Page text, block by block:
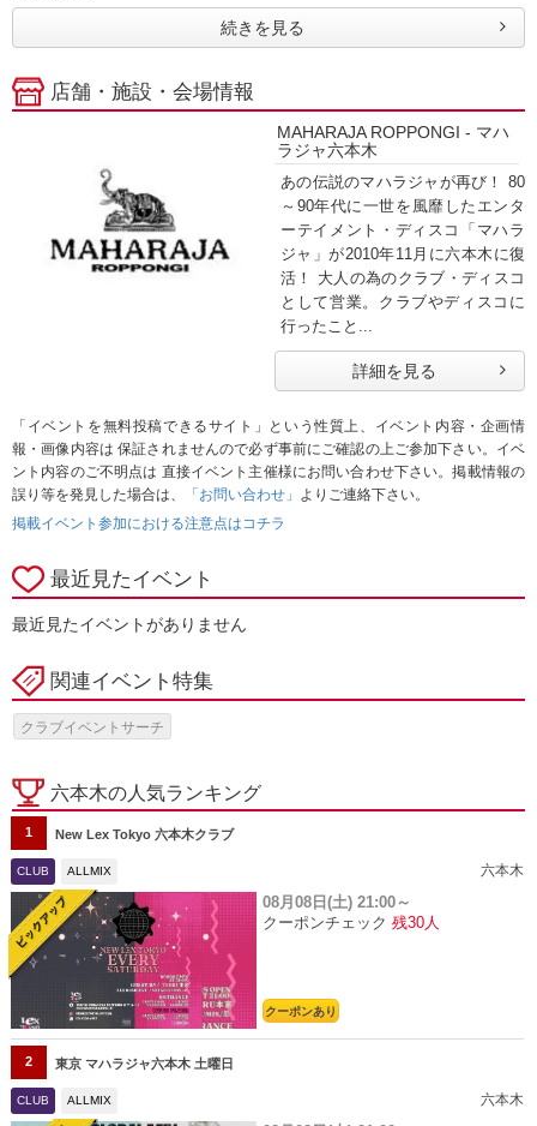
続きを見る
店舗・施設・会場情報
MAHARAJA ROPPONGI - マハ
ラジャ六本木
あの伝説のマハラジャが再び！ 80
～90年代に一世を風靡したエンタ
ーテイメント・ディスコ「マハラ
ジャ」が2010年11月に六本木に復
活！ 大人の為のクラブ・ディスコ
として営業。クラブやディスコに
行ったこと...
詳細を見る
「イベントを無料投稿できるサイト」という性質上、イベント内容・企画情
報・画像内容は 保証されませんので必ず事前にご確認の上ご参加下さい。イベ
ント内容のご不明点は 直接イベント主催様にお問い合わせ下さい。掲載情報の
誤り等を発見した場合は、
「お問い合わせ」 よりご連絡下さい。
掲載イベント参加における注意点はコチラ
最近見たイベント
最近見たイベントがありません
関連イベント特集
クラブイベントサーチ
六本木の人気ランキング
1 New Lex Tokyo 六本木クラブ
CLUB ALLMIX 六本木
08月08日(土) 21:00～
クーポンチェック 残30人
クーポンあり
2 東京 マハラジャ六本木 土曜日
CLUB ALLMIX 六本木